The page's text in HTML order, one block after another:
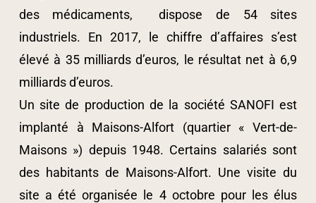
des médicaments, dispose de 54 sites
industriels. En 2017, le chiffre d’affaires s’est
élevé à 35 milliards d’euros, le résultat net à 6,9
milliards d’euros.
Un site de production de la société SANOFI est
implanté à Maisons-Alfort (quartier « Vert-de-
Maisons ») depuis 1948. Certains salariés sont
des habitants de Maisons-Alfort. Une visite du
site a été organisée le 4 octobre pour les élus